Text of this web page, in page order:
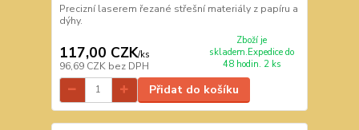
Precizní laserem řezané střešní materiály z papíru a
dýhy.
117,00 CZK/ks
96,69 CZK bez DPH
Zboží je
skladem.Expedice do
48 hodin. 2 ks
Přidat do košíku